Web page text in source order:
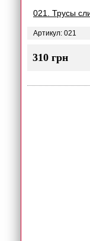
021. Трусы
Артикул: 021
310 грн